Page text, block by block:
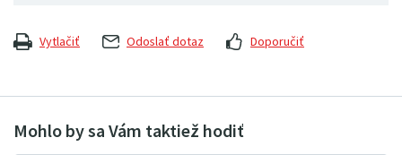
Vytlačiť Odoslať dotaz Doporučiť